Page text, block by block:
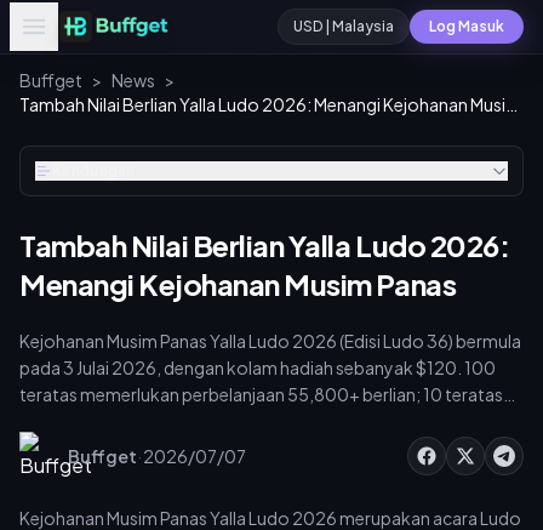
USD | Malaysia Log Masuk
Buffget > News >
Tambah Nilai Berlian Yalla Ludo 2026:
Menangi Kejohanan Musim Panas
Kejohanan Musim Panas Yalla Ludo 2026 (Edisi Ludo 36) bermula
pada 3 Julai 2026, dengan kolam hadiah sebanyak $120. 100
teratas memerlukan perbelanjaan 55,800+ berlian; 10 teratas
yang bermula dengan 7—platform pihak ketiga memberikan 15–
25% lebih banyak berlian bagi setiap dolar pada peringkat yang
Buffget·2026/07/07
Kejohanan Musim Panas Yalla Ludo 2026 merupakan acara Ludo